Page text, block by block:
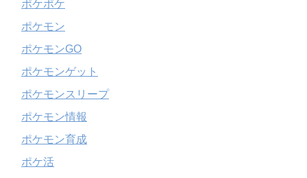
ポケポケ
ポケモン
ポケモンGO
ポケモンゲット
ポケモンスリープ
ポケモン情報
ポケモン育成
ポケ活